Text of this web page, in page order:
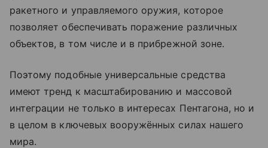
ракетного и управляемого оружия, которое
позволяет обеспечивать поражение различных
объектов, в том числе и в прибрежной зоне.
Поэтому подобные универсальные средства
имеют тренд к масштабированию и массовой
интеграции не только в интересах Пентагона, но и
в целом в ключевых вооружённых силах нашего
мира.